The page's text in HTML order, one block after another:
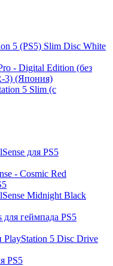
5 (PS5) Slim Disc White
- Digital Edition (без
3) (Япония)
5 Slim (с
для PS5
- Cosmic Red
Midnight Black
геймпада PS5
PlayStation 5 Disc Drive
PS5